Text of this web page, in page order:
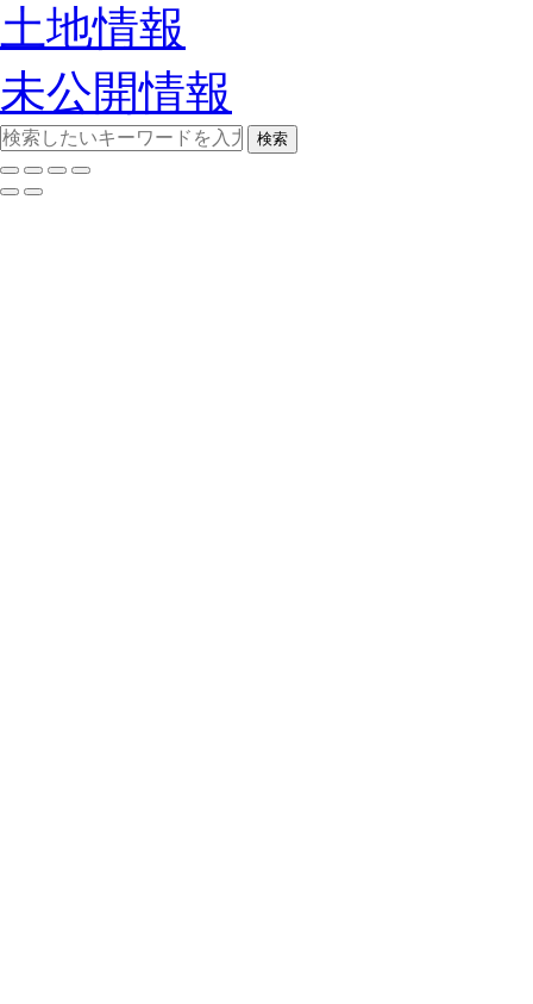
土地情報
未公開情報
検索